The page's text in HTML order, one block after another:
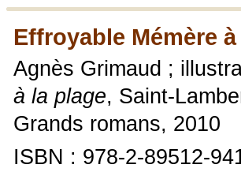
Effroyable Mémère
Agnès Grimaud ;
à la plage, Saint-
Grands romans, 2010
ISBN : 978-2-89512-